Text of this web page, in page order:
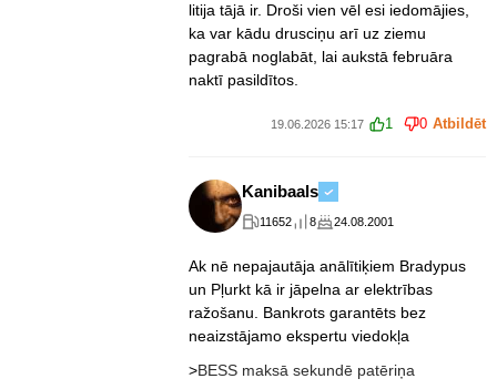
litija tājā ir. Droši vien vēl esi iedomājies,
ka var kādu drusciņu arī uz ziemu
pagrabā noglabāt, lai aukstā februāra
naktī pasildītos.
19.06.2026 15:17 1 0 Atbildēt
Kanibaals
11652 8 24.08.2001
Ak nē nepajautāja anālītiķiem Bradypus
un Pļurkt kā ir jāpelna ar elektrības
ražošanu. Bankrots garantēts bez
neaizstājamo ekspertu viedokļa
>BESS maksā sekundē patēriņa